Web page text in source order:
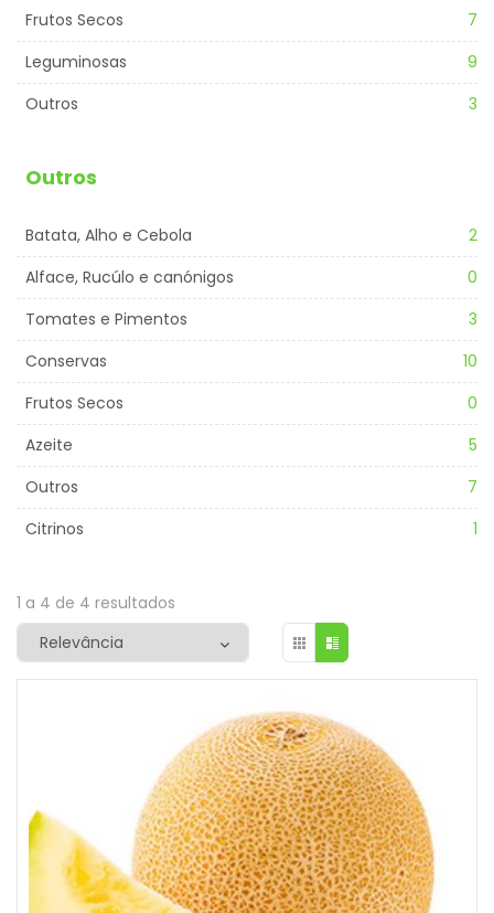
Frutos Secos
7
Leguminosas
9
Outros
3
Outros
Batata, Alho e Cebola
2
Alface, Rucúlo e canónigos
0
Tomates e Pimentos
3
Conservas
10
Frutos Secos
0
Azeite
5
Outros
7
Citrinos
1
1 a 4 de 4 resultados